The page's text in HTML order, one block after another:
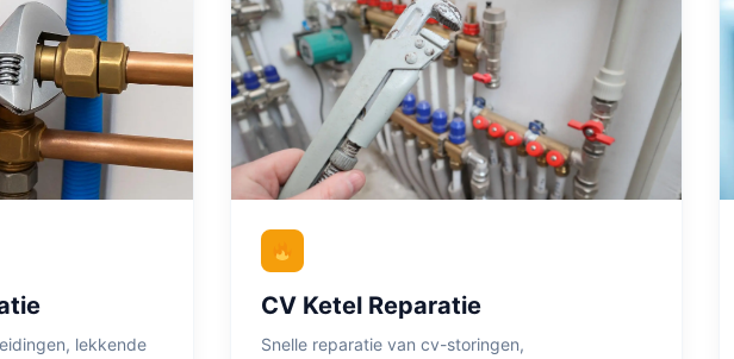
lekkende
CV Ketel Reparatie
Snelle reparatie van cv-storingen,